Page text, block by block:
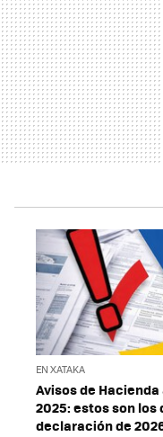
EN XATAKA
Avisos de
2025: estos son
declaración de